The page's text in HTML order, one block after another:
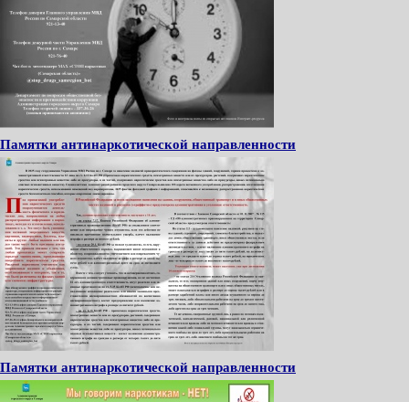
Памятки антинаркотической направленности
Памятки антинаркотической направленности